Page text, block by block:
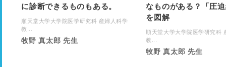
に診断できるものもある。
順天堂大学大学院医学研究科 産婦人科学
教...
牧野 真太郎 先生
なものがある？「圧
を図解
順天堂大学大学院医学研究科
教...
牧野 真太郎 先生